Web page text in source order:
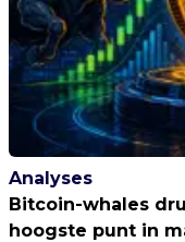
Analyses
Bitcoin-whales
hoogste punt in